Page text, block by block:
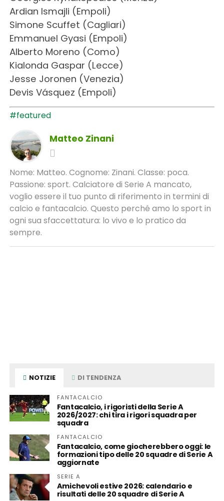
Ardian Ismajli (Empoli)
Simone Scuffet (Cagliari)
Emmanuel Gyasi (Empoli)
Alberto Moreno (Como)
Kialonda Gaspar (Lecce)
Jesse Joronen (Venezia)
Devis Vásquez (Empoli)
#featured
Matteo Zinani
Nome: Matteo. Cognome: Zinani. Classe: poca.
Passione: sport. Calciatore di Serie A mancato,
voglio essere il tuo punto di riferimento in termini di
calcio e fantacalcio. Questo perché amo lo sport in
ogni sua sfaccettatura: lo vivo e lo pratico da
sempre.
NOTIZIE DI TENDENZA
FANTACALCIO
Fantacalcio, i rigoristi della Serie A
2026/2027: chi tira i rigori squadra per
squadra
FANTACALCIO
Fantacalcio, come giocherebbero oggi: le
formazioni tipo delle 20 squadre di Serie A
aggiornate
SERIE A
Amichevoli estive 2026: calendario e
risultati delle 20 squadre di Serie A